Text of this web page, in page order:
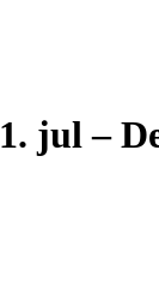
jul –